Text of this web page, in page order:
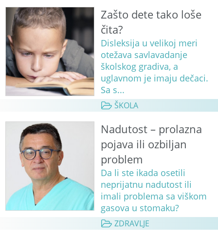
Zašto dete tako loše
čita?
Disleksija u velikoj meri
otežava savlavadanje
školskog gradiva, a
uglavnom je imaju dečaci.
Sa s...
ŠKOLA
Nadutost – prolazna
pojava ili ozbiljan
problem
Da li ste ikada osetili
neprijatnu nadutost ili
imali problema sa viškom
gasova u stomaku?
ZDRAVLJE